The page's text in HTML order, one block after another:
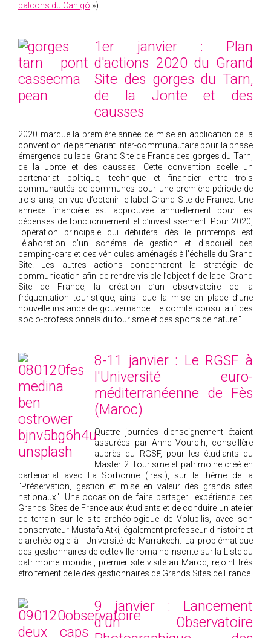
balcons du Canigó »).
1er janvier : Plan
d'actions 2020 du Grand
Site des gorges du Tarn,
de la Jonte et des
causses
2020 marque la première année de mise en application de la
convention de partenariat inter-communautaire pour la phase
émergence du label Grand Site de France des gorges du Tarn,
de la Jonte et des causses. Cette convention scelle un
partenariat politique, technique et financier entre trois
communautés de communes pour une première période de
trois ans, en vue d’obtenir le label Grand Site de France. Une
annexe financière est approuvée annuellement pour les
dépenses de fonctionnement et d’investissement. Pour 2020,
l’opération principale qui débutera dès le printemps est
l’élaboration d’un schéma de gestion et d’accueil des
camping-cars et des véhicules aménagés à l’échelle du Grand
Site. Les autres actions concerneront la stratégie de
communication afin de rendre visible l’objectif de label Grand
Site de France, la création d’un observatoire de la
fréquentation touristique, ainsi que la mise en place d’une
nouvelle instance de gouvernance : le comité consultatif des
socio-professionnels du tourisme et des sports de nature."
8-11 janvier : Le RGSF à
l'Université euro-
méditerranéenne de Fès
(Maroc)
Quatre journées d'enseignement étaient
assurées par Anne Vourc'h, conseillère
auprès du RGSF, pour les étudiants du
Master 2 Tourisme et patrimoine créé en
partenariat avec La Sorbonne (Irest), sur le thème de la
"Préservation, gestion et mise en valeur des grands sites
nationaux". Une occasion de faire partager l'expérience des
Grands Sites de France aux étudiants et de conduire un atelier
de terrain sur le site archéologique de Volubilis, avec son
conservateur Mustafa Atki, également professeur d'histoire et
d'archéologie à l'Université de Marrakech. La problématique
des gestionnaires de cette ville romaine inscrite sur la Liste du
patrimoine mondial, premier site visité au Maroc, rejoint très
étroitement celle des gestionnaires de Grands Sites de France.
9 janvier : Lancement
d'un Observatoire